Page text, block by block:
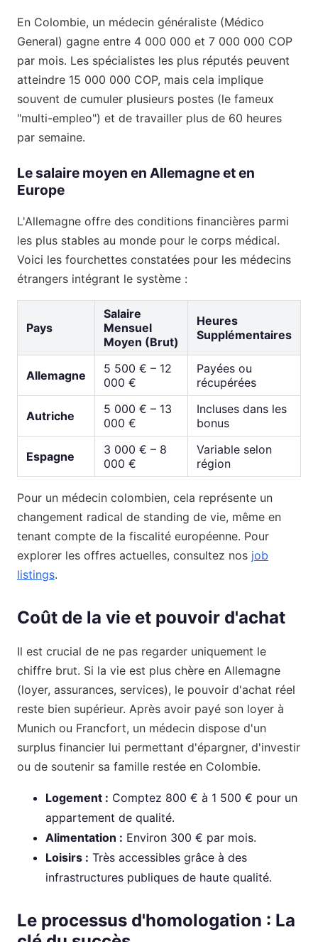
En Colombie, un médecin généraliste (Médico
General) gagne entre 4 000 000 et 7 000 000 COP
par mois. Les spécialistes les plus réputés peuvent
atteindre 15 000 000 COP, mais cela implique
souvent de cumuler plusieurs postes (le fameux
"multi-empleo") et de travailler plus de 60 heures
par semaine.
Le salaire moyen en Allemagne et en
Europe
L'Allemagne offre des conditions financières parmi
les plus stables au monde pour le corps médical.
Voici les fourchettes constatées pour les médecins
étrangers intégrant le système :
Pays
Salaire
Mensuel
Moyen (Brut)
Heures
Supplémentaires
Allemagne
5 500 € – 12
000 €
Payées ou
récupérées
Autriche
5 000 € – 13
000 €
Incluses dans les
bonus
Espagne
3 000 € – 8
000 €
Variable selon
région
Pour un médecin colombien, cela représente un
changement radical de standing de vie, même en
tenant compte de la fiscalité européenne. Pour
explorer les offres actuelles, consultez nos job
listings.
Coût de la vie et pouvoir d'achat
Il est crucial de ne pas regarder uniquement le
chiffre brut. Si la vie est plus chère en Allemagne
(loyer, assurances, services), le pouvoir d'achat réel
reste bien supérieur. Après avoir payé son loyer à
Munich ou Francfort, un médecin dispose d'un
surplus financier lui permettant d'épargner, d'investir
ou de soutenir sa famille restée en Colombie.
Logement : Comptez 800 € à 1 500 € pour un
appartement de qualité.
Alimentation : Environ 300 € par mois.
Loisirs : Très accessibles grâce à des
infrastructures publiques de haute qualité.
Le processus d'homologation : La